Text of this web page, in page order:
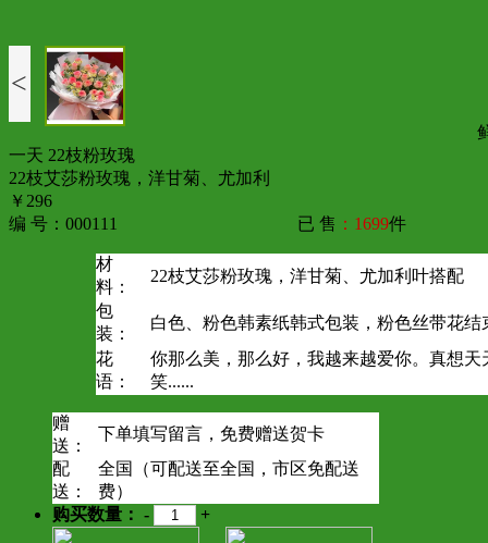
<
一天 22枝粉玫瑰
22枝艾莎粉玫瑰，洋甘菊、尤加利
￥296
编 号：000111
已 售 ：1699件
材
料：
22枝艾莎粉玫瑰，洋甘菊、尤加利叶搭配
包
装：
白色、粉色韩素纸韩式包装，粉色丝带花结
花
语：
你那么美，那么好，我越来越爱你。真想天
笑......
赠
送：
下单填写留言，免费赠送贺卡
配
送：
全国（可配送至全国，市区免配送
费）
购买数量： - +